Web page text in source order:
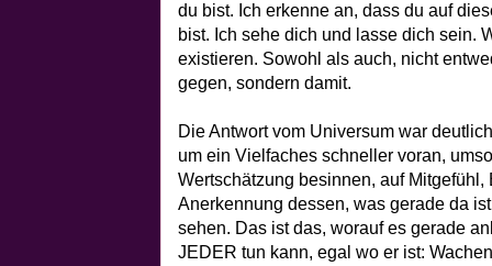
du bist. Ich erkenne an, dass du auf
bist. Ich sehe dich und lasse dich sein.
existieren. Sowohl als auch, nicht
gegen, sondern damit.
Die Antwort vom Universum war
um ein Vielfaches schneller voran,
Wertschätzung besinnen, auf
Anerkennung dessen, was gerade da
sehen. Das ist das, worauf es gerade
JEDER tun kann, egal wo er ist: